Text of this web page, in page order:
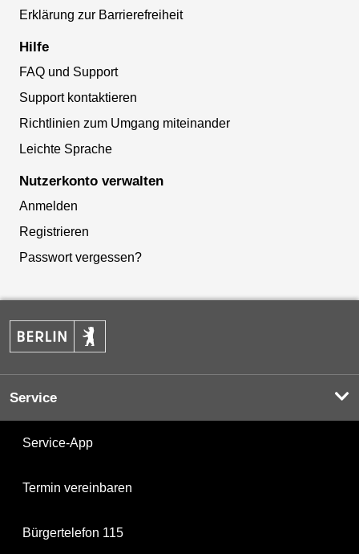
Erklärung zur Barrierefreiheit
Hilfe
FAQ und Support
Support kontaktieren
Richtlinien zum Umgang miteinander
Leichte Sprache
Nutzerkonto verwalten
Anmelden
Registrieren
Passwort vergessen?
Service
Service-App
Termin vereinbaren
Bürgertelefon 115